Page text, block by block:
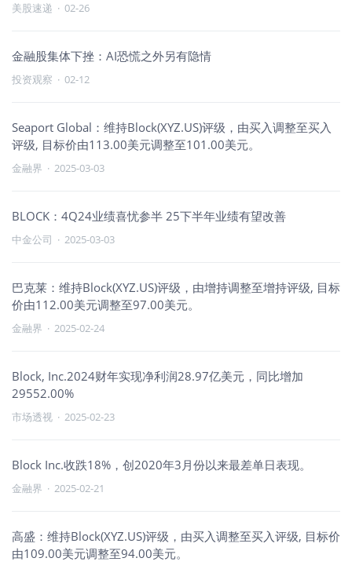
美股速递 · 02-26
金融股集体下挫：AI恐慌之外另有隐情
投资观察 · 02-12
Seaport Global：维持Block(XYZ.US)评级，由买入调整至买入
评级, 目标价由113.00美元调整至101.00美元。
金融界 · 2025-03-03
BLOCK：4Q24业绩喜忧参半 25下半年业绩有望改善
中金公司 · 2025-03-03
巴克莱：维持Block(XYZ.US)评级，由增持调整至增持评级, 目标
价由112.00美元调整至97.00美元。
金融界 · 2025-02-24
Block, Inc.2024财年实现净利润28.97亿美元，同比增加
29552.00%
市场透视 · 2025-02-23
Block Inc.收跌18%，创2020年3月份以来最差单日表现。
金融界 · 2025-02-21
高盛：维持Block(XYZ.US)评级，由买入调整至买入评级, 目标价
由109.00美元调整至94.00美元。